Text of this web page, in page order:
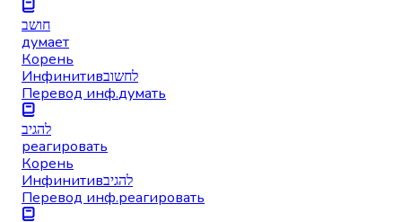
חושב
думает
Корень
Инфинитивלחשוב
Перевод инф.думать
להגיב
реагировать
Корень
Инфинитивלהגיב
Перевод инф.реагировать